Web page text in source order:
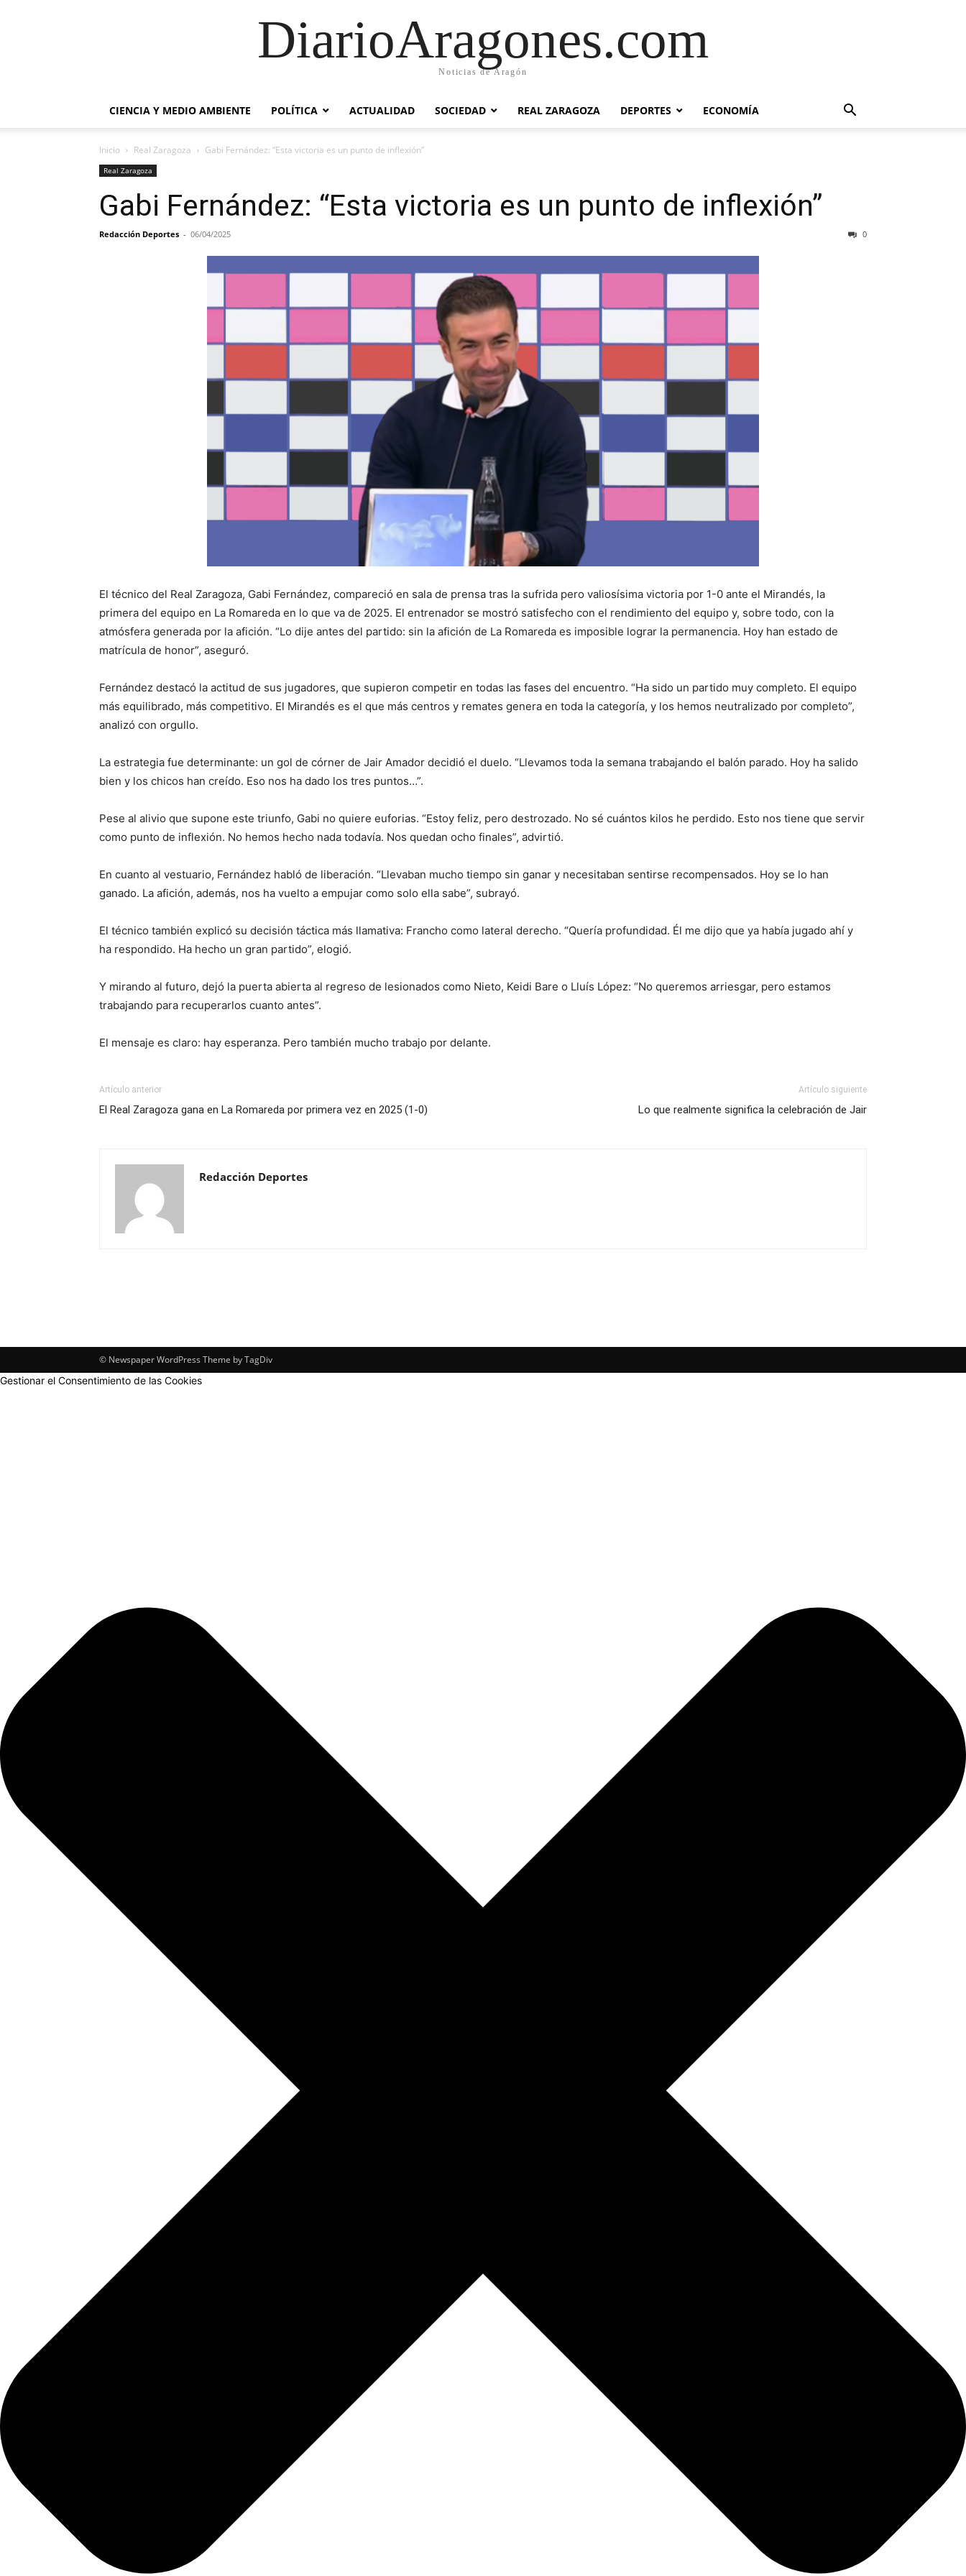
DiarioAragones.com
Noticias de Aragón
CIENCIA Y MEDIO AMBIENTE POLÍTICA ACTUALIDAD SOCIEDAD REAL ZARAGOZA DEPORTES ECONOMÍA
Inicio Real Zaragoza Gabi Fernández: “Esta victoria es un punto de inflexión”
Real Zaragoza
Gabi Fernández: “Esta victoria es un punto de inflexión”
Redacción Deportes - 06/04/2025 0
El técnico del Real Zaragoza, Gabi Fernández, compareció en sala de prensa tras la sufrida pero valiosísima victoria por 1-0 ante el Mirandés, la
primera del equipo en La Romareda en lo que va de 2025. El entrenador se mostró satisfecho con el rendimiento del equipo y, sobre todo, con la
atmósfera generada por la afición. “Lo dije antes del partido: sin la afición de La Romareda es imposible lograr la permanencia. Hoy han estado de
matrícula de honor”, aseguró.
Fernández destacó la actitud de sus jugadores, que supieron competir en todas las fases del encuentro. “Ha sido un partido muy completo. El equipo
más equilibrado, más competitivo. El Mirandés es el que más centros y remates genera en toda la categoría, y los hemos neutralizado por completo”,
analizó con orgullo.
La estrategia fue determinante: un gol de córner de Jair Amador decidió el duelo. “Llevamos toda la semana trabajando el balón parado. Hoy ha salido
bien y los chicos han creído. Eso nos ha dado los tres puntos…”.
Pese al alivio que supone este triunfo, Gabi no quiere euforias. “Estoy feliz, pero destrozado. No sé cuántos kilos he perdido. Esto nos tiene que servir
como punto de inflexión. No hemos hecho nada todavía. Nos quedan ocho finales”, advirtió.
En cuanto al vestuario, Fernández habló de liberación. “Llevaban mucho tiempo sin ganar y necesitaban sentirse recompensados. Hoy se lo han
ganado. La afición, además, nos ha vuelto a empujar como solo ella sabe”, subrayó.
El técnico también explicó su decisión táctica más llamativa: Francho como lateral derecho. “Quería profundidad. Él me dijo que ya había jugado ahí y
ha respondido. Ha hecho un gran partido”, elogió.
Y mirando al futuro, dejó la puerta abierta al regreso de lesionados como Nieto, Keidi Bare o Lluís López: “No queremos arriesgar, pero estamos
trabajando para recuperarlos cuanto antes”.
El mensaje es claro: hay esperanza. Pero también mucho trabajo por delante.
Artículo anterior
El Real Zaragoza gana en La Romareda por primera vez en 2025 (1-0)
Artículo siguiente
Lo que realmente significa la celebración de Jair
Redacción Deportes
© Newspaper WordPress Theme by TagDiv
Gestionar el Consentimiento de las Cookies